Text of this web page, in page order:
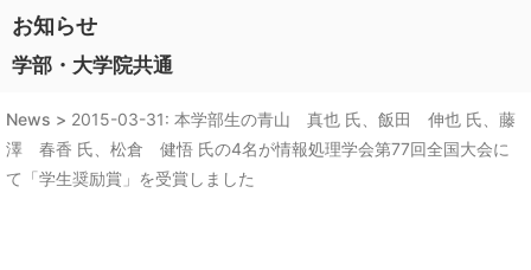
お知らせ
学部・大学院共通
News > 2015-03-31: 本学部生の青山 真也 氏、飯田 伸也 氏、藤
澤 春香 氏、松倉 健悟 氏の4名が情報処理学会第77回全国大会に
て「学生奨励賞」を受賞しました